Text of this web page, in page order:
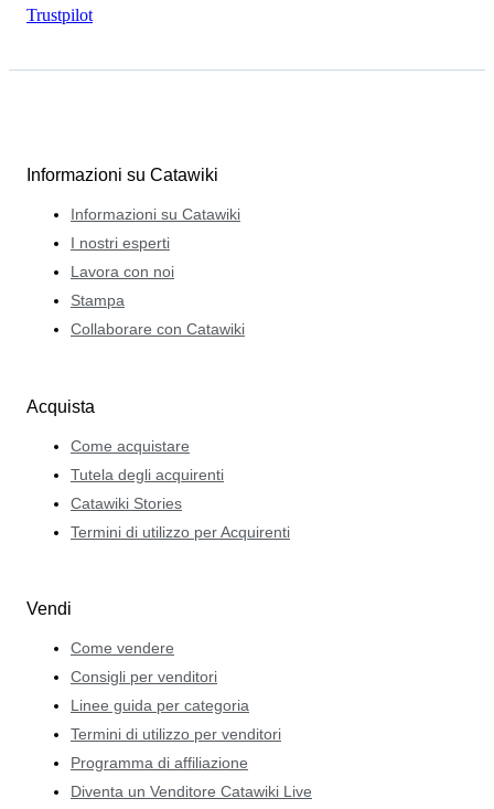
Trustpilot
Informazioni su Catawiki
Informazioni su Catawiki
I nostri esperti
Lavora con noi
Stampa
Collaborare con Catawiki
Acquista
Come acquistare
Tutela degli acquirenti
Catawiki Stories
Termini di utilizzo per Acquirenti
Vendi
Come vendere
Consigli per venditori
Linee guida per categoria
Termini di utilizzo per venditori
Programma di affiliazione
Diventa un Venditore Catawiki Live